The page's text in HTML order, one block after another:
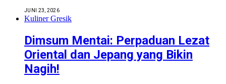
JUNI 23, 2026
Kuliner Gresik
Dimsum Mentai: Perpaduan Lezat
Oriental dan Jepang yang Bikin
Nagih!